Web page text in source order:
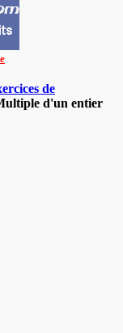
de
d'un entier